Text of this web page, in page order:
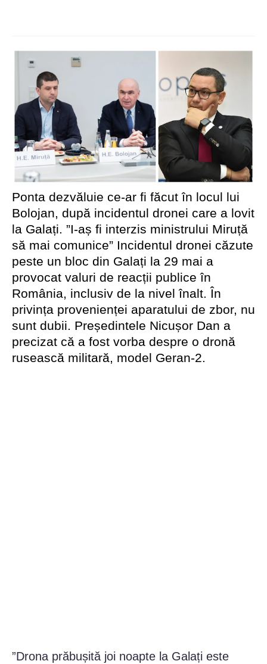
Ponta dezvăluie ce-ar fi făcut în locul lui
Bolojan, după incidentul dronei care a lovit
la Galați. ”I-aș fi interzis ministrului Miruță
să mai comunice” Incidentul dronei căzute
peste un bloc din Galați la 29 mai a
provocat valuri de reacții publice în
România, inclusiv de la nivel înalt. În
privința provenienței aparatului de zbor, nu
sunt dubii. Președintele Nicușor Dan a
precizat că a fost vorba despre o dronă
rusească militară, model Geran-2.
”Drona prăbușită joi noapte la Galați este